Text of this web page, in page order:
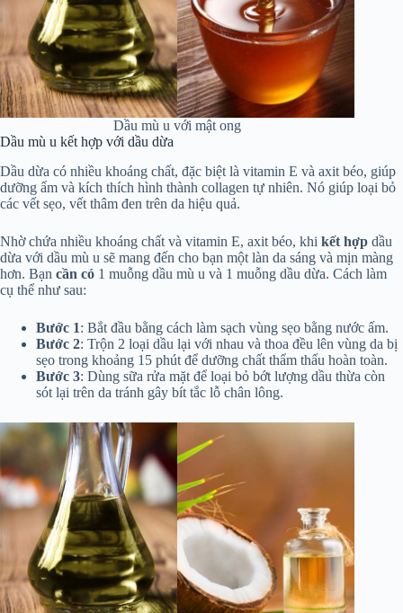
Dầu mù u với mật ong
Dầu mù u kết hợp với dầu dừa
Dầu dừa có nhiều khoáng chất, đặc biệt là vitamin E và axit béo, giúp
dưỡng ẩm và kích thích hình thành collagen tự nhiên. Nó giúp loại bỏ
các vết sẹo, vết thâm đen trên da hiệu quả.
Nhờ chứa nhiều khoáng chất và vitamin E, axit béo, khi kết hợp dầu
dừa với dầu mù u sẽ mang đến cho bạn một làn da sáng và mịn màng
hơn. Bạn cần có 1 muỗng dầu mù u và 1 muỗng dầu dừa. Cách làm
cụ thể như sau:
Bước 1: Bắt đầu bằng cách làm sạch vùng sẹo bằng nước ấm.
Bước 2: Trộn 2 loại dầu lại với nhau và thoa đều lên vùng da bị
sẹo trong khoảng 15 phút để dưỡng chất thẩm thấu hoàn toàn.
Bước 3: Dùng sữa rửa mặt để loại bỏ bớt lượng dầu thừa còn
sót lại trên da tránh gây bít tắc lỗ chân lông.